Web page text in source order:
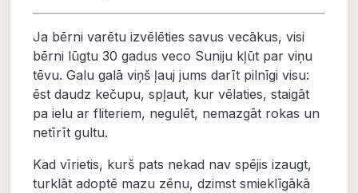
Ja bērni varētu izvēlēties savus vecākus, visi
bērni lūgtu 30 gadus veco Suniju kļūt par viņu
tēvu. Galu galā viņš ļauj jums darīt pilnīgi visu:
ēst daudz kečupu, spļaut, kur vēlaties, staigāt
pa ielu ar fliteriem, negulēt, nemazgāt rokas un
netīrīt gultu.
Kad vīrietis, kurš pats nekad nav spējis izaugt,
turklāt adoptē mazu zēnu, dzimst smieklīgākā